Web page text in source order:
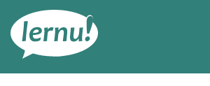
all’indice